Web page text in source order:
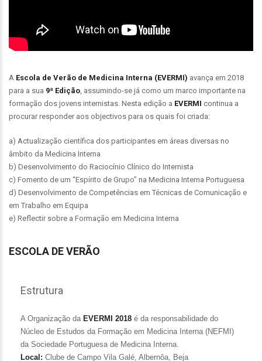
A Escola de Verão de Medicina Interna (EVERMI) avança em 2018
para a sua 9ª Edição, assumindo-se já como um marco importante na
formação dos jovens internistas. Nesta edição a EVERMI continua a
procurar responder aos objectivos para os quais foi criada:
a) Actualização científica dos participantes em áreas diversas no
âmbito da Medicina Interna
b) Desenvolvimento do Raciocínio Clínico do Internista
c) Fomento de um “Espírito de Grupo” na Medicina Interna Portuguesa
d) Desenvolvimento de Competências em Técnicas de Comunicação e
em Trabalho em Equipa
e) Reflectir sobre a Formação em Medicina Interna
ESCOLA DE VERÃO
Estrutura
A Organização da EVERMI 2018 é da responsabilidade do
Núcleo de Estudos da Formação em Medicina Interna (NEFMI)
da Sociedade Portuguesa de Medicina Interna.
Local: Clube de Campo Vila Galé, Albernôa, Beja